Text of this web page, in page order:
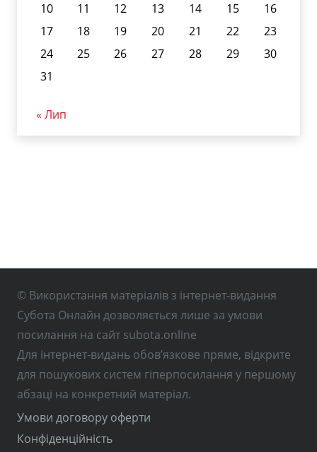
10
11 12 13 14 15
16
17
18 19 20 21 22
23
24
25 26 27 28 29
30
31
« Лип
© Використання матеріалів з інтернет-видання
Субота Онлайн дозволяється лише за умови
посилання на сайт subota.online
Для інтернет-видань обов’язкове пряме, відкрите
для пошукових систем гіперпосилання у першому
абзаці на конкретний матеріал.
Умови договору оферти
Конфіденційність